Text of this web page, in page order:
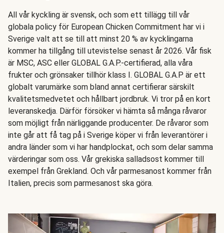
All vår kyckling är svensk, och som ett tillägg till vår
globala policy för European Chicken Commitment har vi i
Sverige valt att se till att minst 20 % av kycklingarna
kommer ha tillgång till utevistelse senast år 2026. Vår fisk
är MSC, ASC eller GLOBAL G.A.P.-certifierad, alla våra
frukter och grönsaker tillhör klass I. GLOBAL G.A.P är ett
globalt varumärke som bland annat certifierar särskilt
kvalitetsmedvetet och hållbart jordbruk. Vi tror på en kort
leveranskedja. Därför försöker vi hämta så många råvaror
som möjligt från närliggande producenter. De råvaror som
inte går att få tag på i Sverige köper vi från leverantörer i
andra länder som vi har handplockat, och som delar samma
värderingar som oss. Vår grekiska salladsost kommer till
exempel från Grekland. Och vår parmesanost kommer från
Italien, precis som parmesanost ska göra.